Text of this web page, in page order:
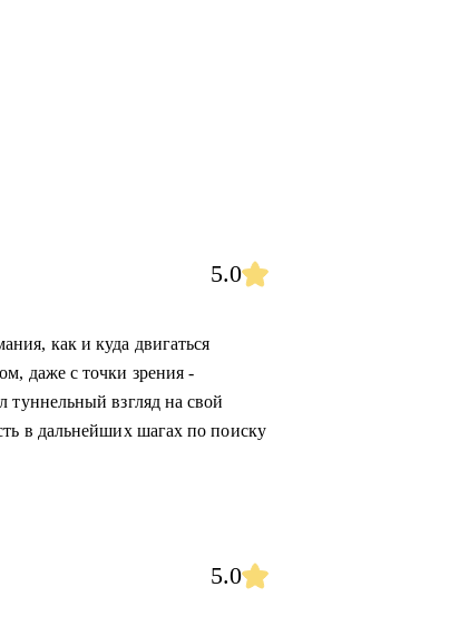
5.0
как и куда двигаться
даже с точки зрения -
туннельный взгляд на свой
в дальнейших шагах по поиску
5.0